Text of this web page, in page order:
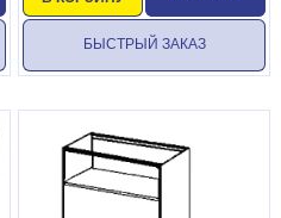
БЫСТРЫЙ ЗАКАЗ